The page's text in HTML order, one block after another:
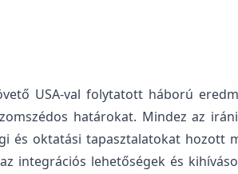
USA-val folytatott háború
határokat. Mindez az
és oktatási tapasztalatokat hozott
integrációs lehetőségek és